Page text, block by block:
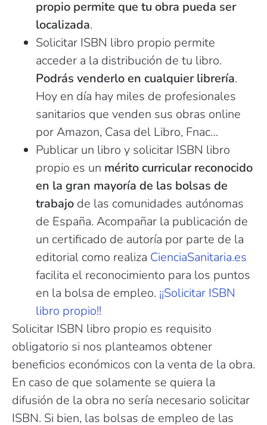
propio permite que tu obra pueda ser
localizada.
Solicitar ISBN libro propio permite
acceder a la distribución de tu libro.
Podrás venderlo en cualquier librería.
Hoy en día hay miles de profesionales
sanitarios que venden sus obras online
por Amazon, Casa del Libro, Fnac…
Publicar un libro y solicitar ISBN libro
propio es un mérito curricular reconocido
en la gran mayoría de las bolsas de
trabajo de las comunidades autónomas
de España. Acompañar la publicación de
un certificado de autoría por parte de la
editorial como realiza CienciaSanitaria.es
facilita el reconocimiento para los puntos
en la bolsa de empleo. ¡¡Solicitar ISBN
libro propio!!
Solicitar ISBN libro propio es requisito
obligatorio si nos planteamos obtener
beneficios económicos con la venta de la obra.
En caso de que solamente se quiera la
difusión de la obra no sería necesario solicitar
ISBN. Si bien, las bolsas de empleo de las